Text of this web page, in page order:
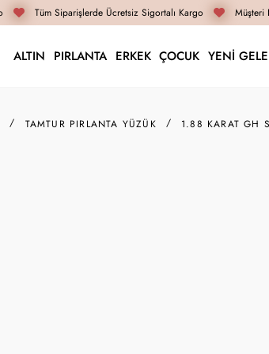
Tüm Siparişlerde Ücretsiz Sigortalı Kargo Müşteri
ALTIN PIRLANTA ERKEK ÇOCUK YENİ
TAMTUR PIRLANTA YÜZÜK 1.88 KARAT GH